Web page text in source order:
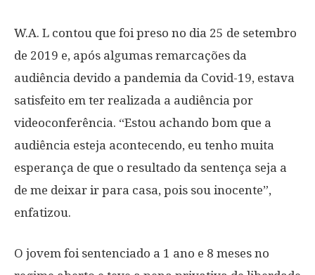
W.A. L contou que foi preso no dia 25 de setembro
de 2019 e, após algumas remarcações da
audiência devido a pandemia da Covid-19, estava
satisfeito em ter realizada a audiência por
videoconferência. “Estou achando bom que a
audiência esteja acontecendo, eu tenho muita
esperança de que o resultado da sentença seja a
de me deixar ir para casa, pois sou inocente”,
enfatizou.
O jovem foi sentenciado a 1 ano e 8 meses no